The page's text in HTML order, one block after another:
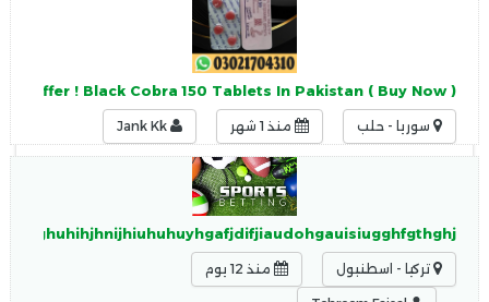
Offer ! Black Cobra 150 Tablets In Pakistan ( Buy Now )
سوريا - حلب منذ 1 شهر
تركيا - اسطنبول منذ 12 يوم